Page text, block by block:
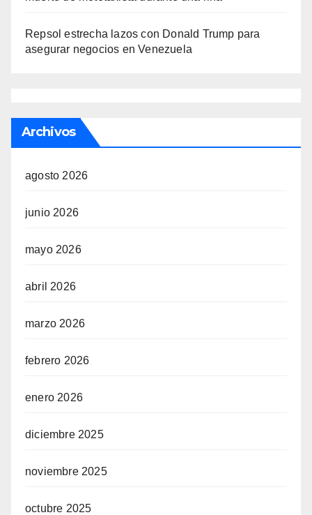
Repsol estrecha lazos con Donald Trump para
asegurar negocios en Venezuela
Archivos
agosto 2026
junio 2026
mayo 2026
abril 2026
marzo 2026
febrero 2026
enero 2026
diciembre 2025
noviembre 2025
octubre 2025